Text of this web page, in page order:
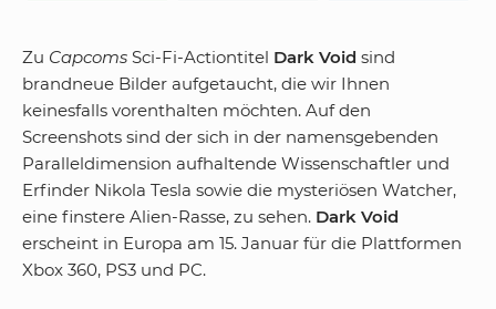
Zu Capcoms Sci-Fi-Actiontitel Dark Void sind
brandneue Bilder aufgetaucht, die wir Ihnen
keinesfalls vorenthalten möchten. Auf den
Screenshots sind der sich in der namensgebenden
Paralleldimension aufhaltende Wissenschaftler und
Erfinder Nikola Tesla sowie die mysteriösen Watcher,
eine finstere Alien-Rasse, zu sehen. Dark Void
erscheint in Europa am 15. Januar für die Plattformen
Xbox 360, PS3 und PC.